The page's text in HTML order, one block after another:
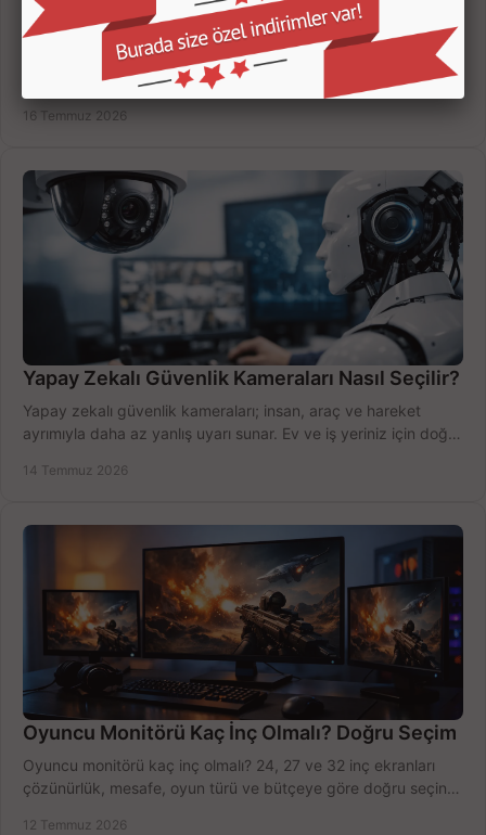
Kamera Kayıt Cihazı İncelemesi Nasıl Yapılır?
Kamera kayıt cihazı incelemesi yaparken kanal sayısı,
çözünürlük, disk kapasitesi ve uzaktan erişimi birlikte
değerlendirin; bütçenizi doğru yönetin.
16 Temmuz 2026
Yapay Zekalı Güvenlik Kameraları Nasıl Seçilir?
Yapay zekalı güvenlik kameraları; insan, araç ve hareket
ayrımıyla daha az yanlış uyarı sunar. Ev ve iş yeriniz için doğru
14 Temmuz 2026
Oyuncu Monitörü Kaç İnç Olmalı? Doğru Seçim
Oyuncu monitörü kaç inç olmalı? 24, 27 ve 32 inç ekranları
çözünürlük, mesafe, oyun türü ve bütçeye göre doğru seçin,
12 Temmuz 2026